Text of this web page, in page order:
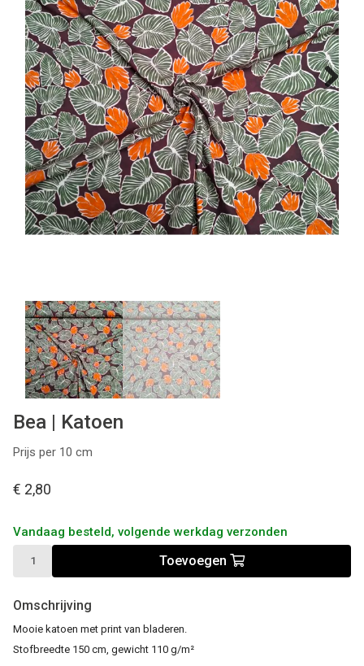
Workshops
Tips & tricks
Cadeaubon
Solden
Contact
Next
Bea | Katoen
Prijs per 10 cm
€ 2,80
Vandaag besteld, volgende werkdag verzonden
Toevoegen
Omschrijving
Mooie katoen met print van bladeren.
Stofbreedte 150 cm, gewicht 110 g/m²